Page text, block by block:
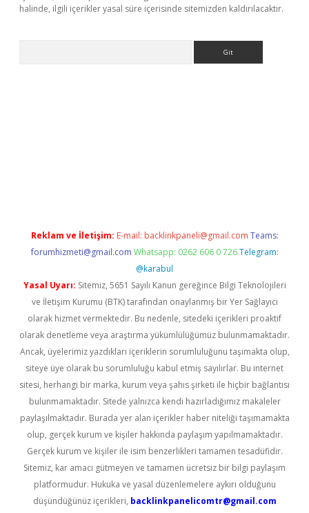
halinde, ilgili içerikler yasal süre içerisinde sitemizden kaldırılacaktır.
Reklam ve İletişim: E-mail: backlinkpaneli@gmail.com Teams:
forumhizmeti@gmail.com Whatsapp: 0262 606 0 726 Telegram:
@karabul
Yasal Uyarı: Sitemiz, 5651 Sayılı Kanun gereğince Bilgi Teknolojileri
ve İletişim Kurumu (BTK) tarafından onaylanmış bir Yer Sağlayıcı
olarak hizmet vermektedir. Bu nedenle, sitedeki içerikleri proaktif
olarak denetleme veya araştırma yükümlülüğümüz bulunmamaktadır.
Ancak, üyelerimiz yazdıkları içeriklerin sorumluluğunu taşımakta olup,
siteye üye olarak bu sorumluluğu kabul etmiş sayılırlar. Bu internet
sitesi, herhangi bir marka, kurum veya şahıs şirketi ile hiçbir bağlantısı
bulunmamaktadır. Sitede yalnızca kendi hazırladığımız makaleler
paylaşılmaktadır. Burada yer alan içerikler haber niteliği taşımamakta
olup, gerçek kurum ve kişiler hakkında paylaşım yapılmamaktadır.
Gerçek kurum ve kişiler ile isim benzerlikleri tamamen tesadüfidir.
Sitemiz, kar amacı gütmeyen ve tamamen ücretsiz bir bilgi paylaşım
platformudur. Hukuka ve yasal düzenlemelere aykırı olduğunu
düşündüğünüz içerikleri, backlinkpanelicomtr@gmail.com